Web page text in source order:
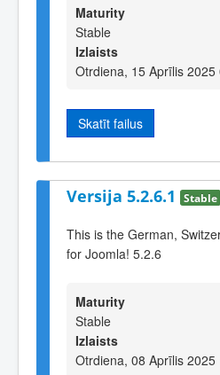
Maturity
Stable
Izlaists
Otrdiena, 15 Aprīlis 2025
Skatīt failus
Versija 5.2.6.1 Stable
This is the German,
for Joomla! 5.2.6
Maturity
Stable
Izlaists
Otrdiena, 08 Aprīlis 2025